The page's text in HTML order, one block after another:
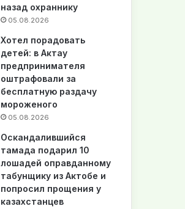
назад охраннику
05.08.2026
Хотел порадовать
детей: в Актау
предпринимателя
оштрафовали за
бесплатную раздачу
мороженого
05.08.2026
Оскандалившийся
тамада подарил 10
лошадей оправданному
табунщику из Актобе и
попросил прощения у
казахстанцев